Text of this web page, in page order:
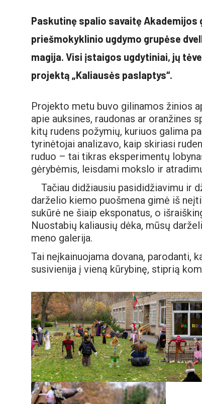
Paskutinę spalio savaitę
priešmokyklinio ugdymo grupėse
magija. Visi įstaigos ugdytiniai, jų
projektą „Kaliausės paslaptys“.
Projekto metu buvo gilinamos žinios
apie auksines, raudonas ar oranžines
kitų rudens požymių, kuriuos galima
tyrinėtojai analizavo, kaip skiriasi
ruduo – tai tikras eksperimentų
gėrybėmis, leisdami mokslo ir
Tačiau didžiausiu pasididžiavimu ir
darželio kiemo puošmena gimė iš
sukūrė ne šiaip eksponatus, o
Nuostabių kaliausių dėka, mūsų
meno galerija.
Tai neįkainuojama dovana, parodanti,
susivienija į vieną kūrybinę, stiprią